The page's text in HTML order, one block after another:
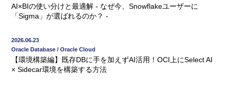
AI×BIの使い分けと最適解 - なぜ今、Snowflakeユーザーに
「Sigma」が選ばれるのか？ -
2026.06.23
Oracle Database / Oracle Cloud
【環境構築編】既存DBに手を加えずAI活用！OCI上にSelect AI
× Sidecar環境を構築する方法